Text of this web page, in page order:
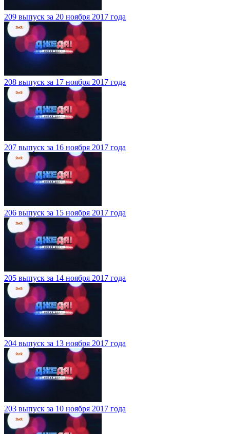
209 выпуск за 20 ноября 2017 года
208 выпуск за 17 ноября 2017 года
207 выпуск за 16 ноября 2017 года
206 выпуск за 15 ноября 2017 года
205 выпуск за 14 ноября 2017 года
204 выпуск за 13 ноября 2017 года
203 выпуск за 10 ноября 2017 года